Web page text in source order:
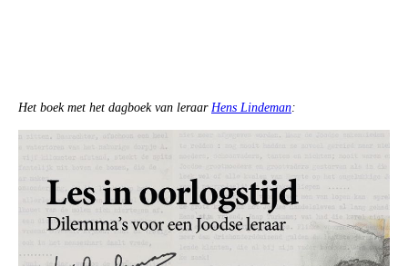
Het boek met het dagboek van leraar Hens Lindeman: